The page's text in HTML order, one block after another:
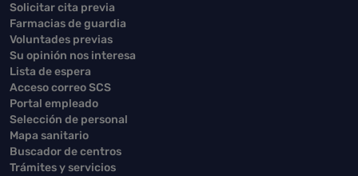
Solicitar cita previa
Farmacias de guardia
Voluntades previas
Su opinión nos interesa
Lista de espera
Acceso correo SCS
Portal empleado
Selección de personal
Mapa sanitario
Buscador de centros
Trámites y servicios